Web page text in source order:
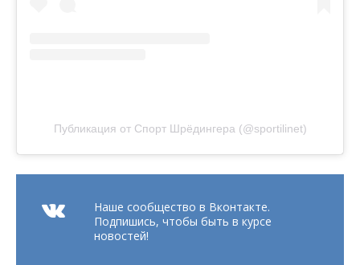
Публикация от Спорт Шрёдингера (@sportilinet)
Наше сообщество в Вконтакте.
Подпишись, чтобы быть в курсе
новостей!